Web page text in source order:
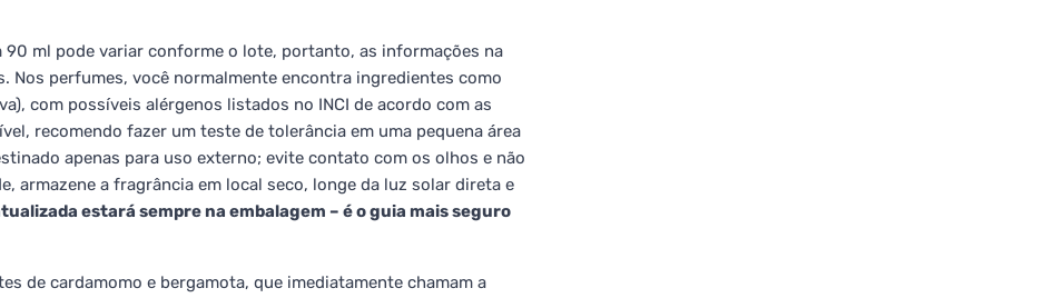
90 ml pode variar conforme o lote, portanto, as informações na
Nos perfumes, você normalmente encontra ingredientes como
com possíveis alérgenos listados no INCI de acordo com as
recomendo fazer um teste de tolerância em uma pequena área
apenas para uso externo; evite contato com os olhos e não
armazene a fragrância em local seco, longe da luz solar direta e
estará sempre na embalagem – é o guia mais seguro
de cardamomo e bergamota, que imediatamente chamam a